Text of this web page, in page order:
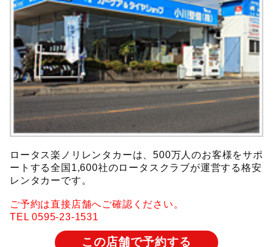
ロータス楽ノリレンタカーは、500万人のお客様をサポ
ートする全国1,600社のロータスクラブが運営する格安
レンタカーです。
ご予約は直接店舗へご確認ください。
TEL 0595-23-1531
この店舗で予約する